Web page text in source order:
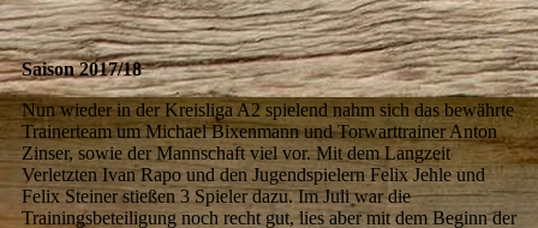
Saison 2017/18
Nun wieder in der Kreisliga A2 spielend nahm sich das bewährte
Trainerteam um Michael Bixenmann und Torwarttrainer Anton
Zinser, sowie der Mannschaft viel vor. Mit dem Langzeit
Verletzten Ivan Rapo und den Jugendspielern Felix Jehle und
Felix Steiner stießen 3 Spieler dazu. Im Juli war die
Trainingsbeteiligung noch recht gut, lies aber mit dem Beginn der